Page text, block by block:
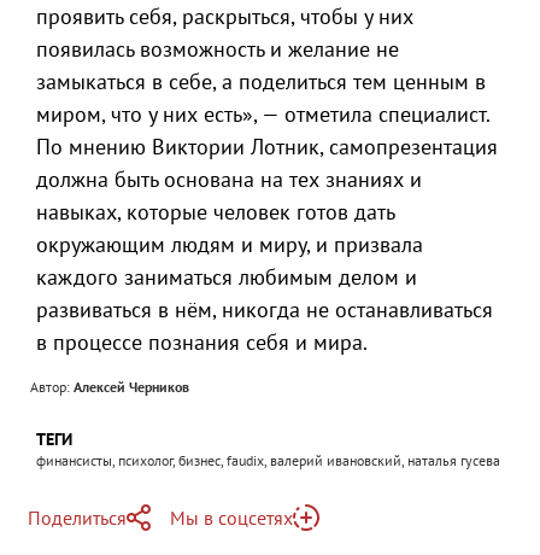
проявить себя, раскрыться, чтобы у них
появилась возможность и желание не
замыкаться в себе, а поделиться тем ценным в
миром, что у них есть», — отметила специалист.
По мнению Виктории Лотник, самопрезентация
должна быть основана на тех знаниях и
навыках, которые человек готов дать
окружающим людям и миру, и призвала
каждого заниматься любимым делом и
развиваться в нём, никогда не останавливаться
в процессе познания себя и мира.
Автор: Алексей Черников
ТЕГИ
финансисты, психолог, бизнес, faudix, валерий ивановский, наталья гусева
Поделиться
Мы в соцсетях